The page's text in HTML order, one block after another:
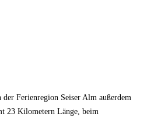
Ferienregion Seiser Alm außerdem
23 Kilometern Länge, beim